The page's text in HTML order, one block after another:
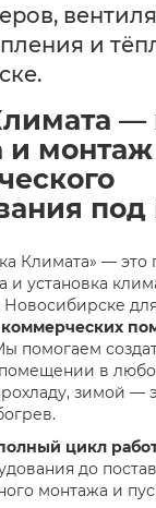
и
—
и монтаж
Климата» —
и установка
для
помогаем
в
зимой —
цикл
до
монтажа и